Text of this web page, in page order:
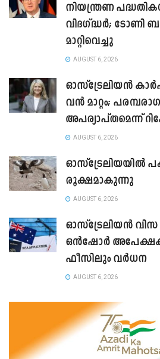
നിയന്ത്രണ
വിദഗ്ദ്ധർ; ടോണി
മാറ്റിവെച്ചു
AUGUST 6, 2026
ഓസ്‌ട്രേലിയൻ
വൻ മാറ്റം;
അപര്യാപ്തമെന്ന്
AUGUST 6, 2026
ഓസ്ട്രേലിയയിൽ
രൂക്ഷമാകുന്നു
AUGUST 6, 2026
ഓസ്‌ട്രേലിയൻ വിസ
ഒൻഷോർ
ഫീസിലും വർധന
AUGUST 6, 2026